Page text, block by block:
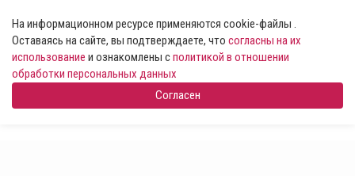
На информационном ресурсе применяются cookie-файлы .
Оставаясь на сайте, вы подтверждаете, что согласны на их
использование и ознакомлены сполитикой в отношении
обработки персональных данных
Согласен